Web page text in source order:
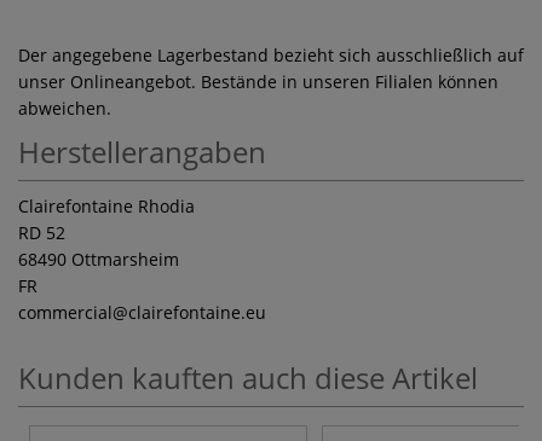
Der angegebene Lagerbestand bezieht sich ausschließlich auf
unser Onlineangebot. Bestände in unseren Filialen können
abweichen.
Herstellerangaben
Clairefontaine Rhodia
RD 52
68490 Ottmarsheim
FR
commercial@clairefontaine.eu
Kunden kauften auch diese Artikel